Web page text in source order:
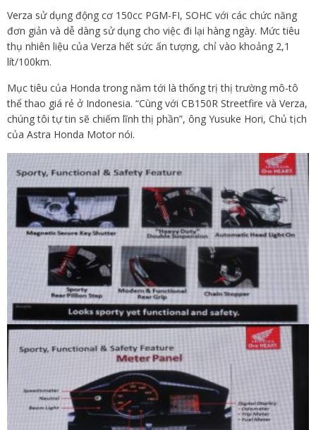
Verza sử dụng động cơ 150cc PGM-FI, SOHC với các chức năng
đơn giản và dễ dàng sử dụng cho việc đi lại hàng ngày. Mức tiêu
thụ nhiên liệu của Verza hết sức ấn tượng, chỉ vào khoảng 2,1
lít/100km.
Mục tiêu của Honda trong năm tới là thống trị thị trường mô-tô
thể thao giá rẻ ở Indonesia. “Cùng với CB150R Streetfire và Verza,
chúng tôi tự tin sẽ chiếm lĩnh thị phần”, ông Yusuke Hori, Chủ tịch
của Astra Honda Motor nói.